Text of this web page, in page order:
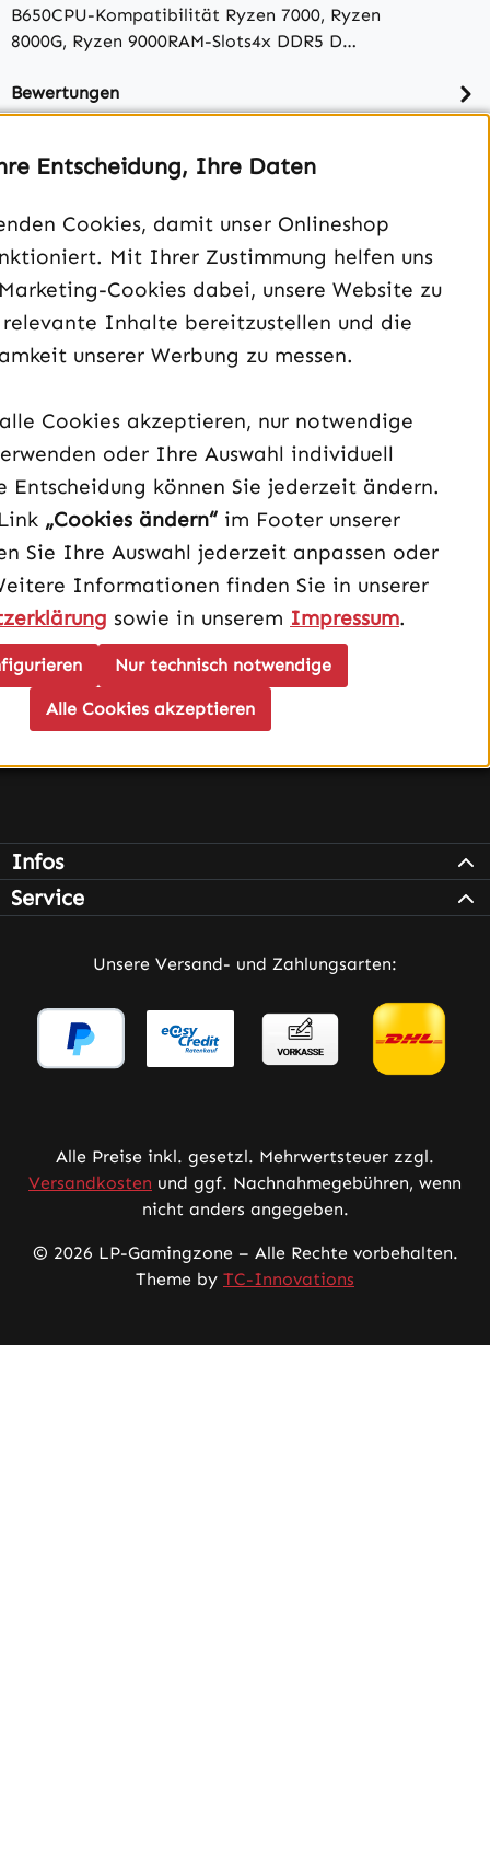
B650CPU-Kompatibilität Ryzen 7000, Ryzen
8000G, Ryzen 9000RAM-Slots4x DDR5 D…
Bewertungen
040 – 182 295 901
Oder über unserKontaktformular.
Vertrag widerrufen
Schau auf Instagram vorbei – öffnet in neuem Tab
Sieh dir unsere TikTok-Videos an – öffnet in neuem
Sieh dir unsere Videos auf YouTube an – öffnet
Infos
Service
Unsere Versand- und Zahlungsarten:
Alle Preise inkl. gesetzl. Mehrwertsteuer zzgl.
Versandkosten und ggf. Nachnahmegebühren, wenn
nicht anders angegeben.
© 2026 LP-Gamingzone – Alle Rechte vorbehalten.
Theme by TC-Innovations
Entscheidung, Ihre Daten
Cookies, damit unser Onlineshop
Mit Ihrer Zustimmung helfen uns
Cookies dabei, unsere Website zu
relevante Inhalte bereitzustellen und die
unserer Werbung zu messen.
Cookies akzeptieren, nur notwendige
oder Ihre Auswahl individuell
Entscheidung können Sie jederzeit ändern.
„Cookies ändern“im Footer unserer
Sie Ihre Auswahl jederzeit anpassen oder
Informationen finden Sie in unserer
sowie in unserem Impressum.
Nur technisch notwendige
Alle Cookies akzeptieren